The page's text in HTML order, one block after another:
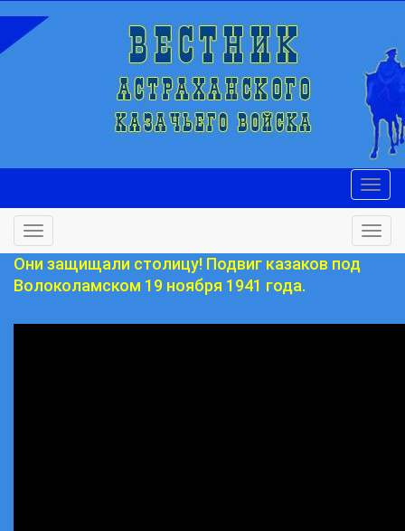
Они защищали столицу! Подвиг казаков под
Волоколамском 19 ноября 1941 года.